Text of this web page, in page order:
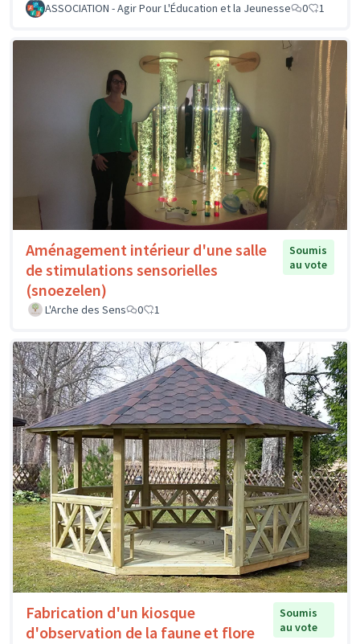
ASSOCIATION - Agir Pour L'Éducation et la Jeunesse
0 1
Aménagement intérieur d'une salle
de stimulations sensorielles
(snoezelen)
Soumis
au vote
L'Arche des Sens 0 1
Fabrication d'un kiosque
d'observation de la faune et flore
Soumis
au vote